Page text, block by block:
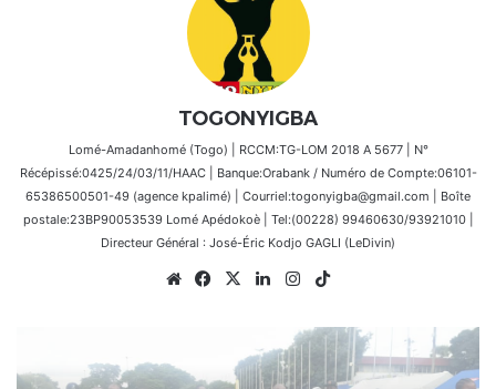
TOGONYIGBA
Lomé-Amadanhomé (Togo) | RCCM:TG-LOM 2018 A 5677 | N°
Récépissé:0425/24/03/11/HAAC | Banque:Orabank / Numéro de Compte:06101-
65386500501-49 (agence kpalimé) | Courriel:togonyigba@gmail.com | Boîte
postale:23BP90053539 Lomé Apédokoè | Tel:(00228) 99460630/93921010 |
Directeur Général : José-Éric Kodjo GAGLI (LeDivin)
WebsiteFacebook
X LinkedinInstagram